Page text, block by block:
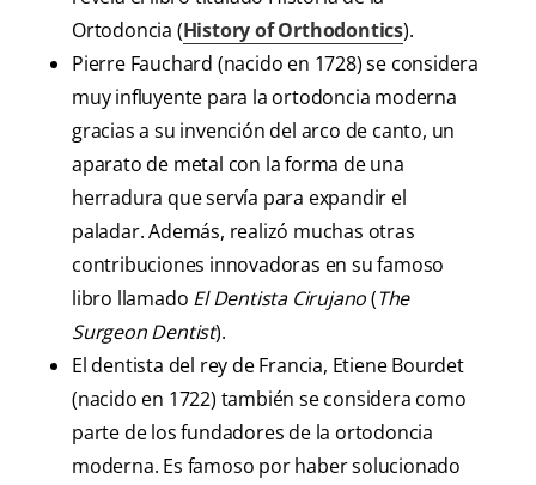
Ortodoncia (History of Orthodontics).
Pierre Fauchard (nacido en 1728) se considera
muy influyente para la ortodoncia moderna
gracias a su invención del arco de canto, un
aparato de metal con la forma de una
herradura que servía para expandir el
paladar. Además, realizó muchas otras
contribuciones innovadoras en su famoso
libro llamado El Dentista Cirujano(The
Surgeon Dentist).
El dentista del rey de Francia, Etiene Bourdet
(nacido en 1722) también se considera como
parte de los fundadores de la ortodoncia
moderna. Es famoso por haber solucionado